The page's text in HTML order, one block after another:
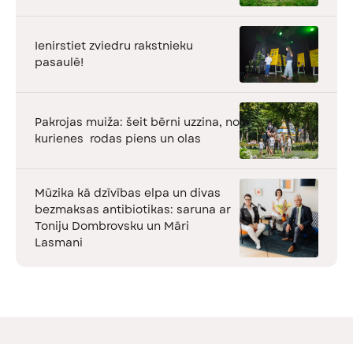
Ienirstiet zviedru rakstnieku
pasaulē!
Pakrojas muiža: šeit bērni uzzina, no
kurienes rodas piens un olas
Mūzika kā dzīvības elpa un divas
bezmaksas antibiotikas: saruna ar
Toniju Dombrovsku un Māri
Lasmani